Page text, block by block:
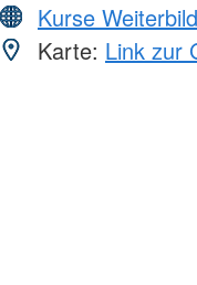
Kurse
Karte: Link zur